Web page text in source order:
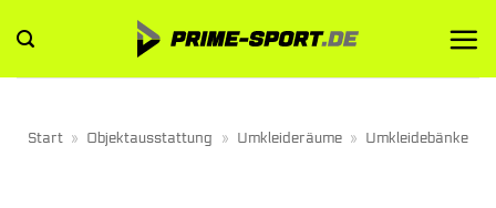
Inhalt
springen
Start » Objektausstattung » Umkleideräume » Umkleidebänke